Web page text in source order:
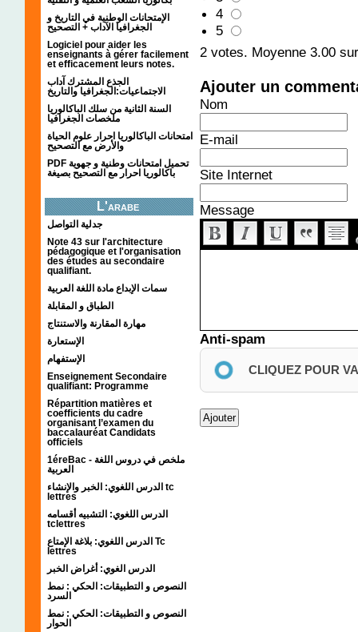
الإمتحانات الوطنية في التاريخ و
الجغرافيا الآداب + التصحيح
Logiciel pour aider les
enseignants à gérer facilement
et efficacement leurs notes.
الجذع المشترك آداب
الاجتماعيات:الجغرافيا والتاريخ
السنة الثانية من سلك الباكالوريا
ملخصات الجغرافيا
امتحانات الباكالوريا احرار علوم الحياة
والأرض مع التصحيح
PDF تحميل امتحانات وطنية و جهوية
باكالوريا احرار مع التصحيح بصيغة
L'arabe
جدلية التواصل
Note 43 sur l'architecture
pédagogique et l'organisation
des études au secondaire
qualifiant.
سمات الإبداع مادة اللغة العربية
الطباق و المقابلة
مهارة المقارنة والاستنتاج
الإستعارة
الإستفهام
Enseignement Secondaire
qualifiant: Programme
Répartition matières et
coefficients du cadre
organisant l’examen du
baccalauréat Candidats
officiels
1éreBac - ملخص في دروس اللغة
العربية
الدرس اللغوي: الخبر والإنشاء tc
lettres
الدرس اللغوي: التشبيه أقسامه
tclettres
الدرس اللغوي: بلاغة الإمتاع Tc
lettres
الدرس الغوي: أغراض الخبر
النصوص و التطبيقات: الحكي : نمط
السرد
النصوص و التطبيقات: الحكي : نمط
الحوار
4
5
2 votes. Moyenne 3.00
Ajouter un
Nom
E-mail
Site Internet
Message
Anti-spam
CLIQUEZ POUR